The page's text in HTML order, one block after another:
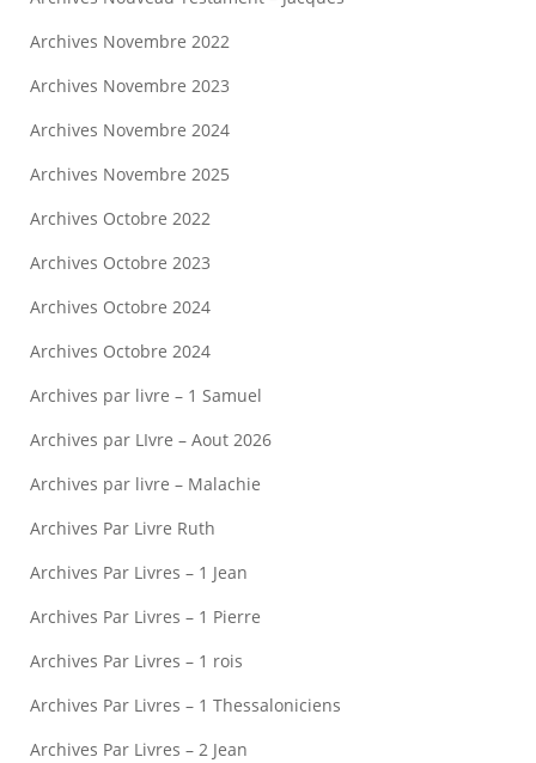
Archives Novembre 2022
Archives Novembre 2023
Archives Novembre 2024
Archives Novembre 2025
Archives Octobre 2022
Archives Octobre 2023
Archives Octobre 2024
Archives Octobre 2024
Archives par livre – 1 Samuel
Archives par LIvre – Aout 2026
Archives par livre – Malachie
Archives Par Livre Ruth
Archives Par Livres – 1 Jean
Archives Par Livres – 1 Pierre
Archives Par Livres – 1 rois
Archives Par Livres – 1 Thessaloniciens
Archives Par Livres – 2 Jean